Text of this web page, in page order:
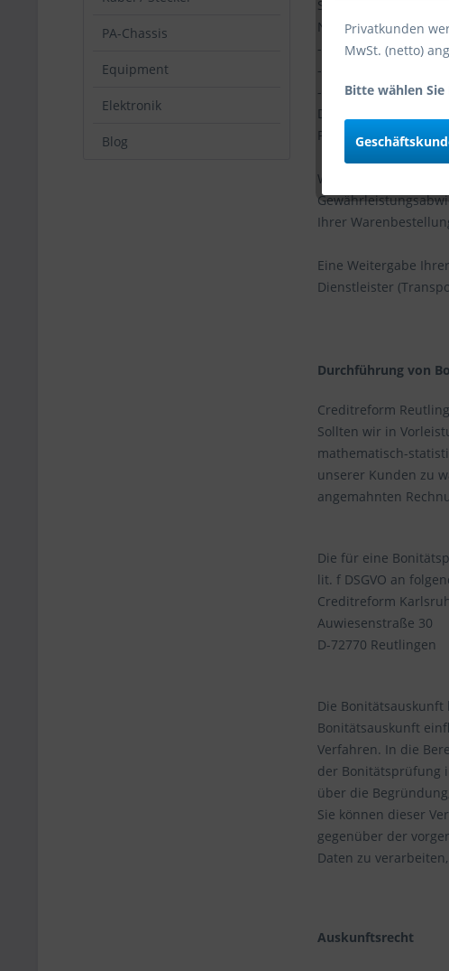
PA-Chassis
Equipment
Elektronik
Blog
Sie können unsere
Newsletterlinks
- den Namen Ihres
- die Seite, von der
- den Namen der
Diese Daten werden
Person.
Wir erheben,
Ihrer
Eine Weitergabe
Dienstleister
Durchführung von
Creditreform
Sollten wir in
mathematisch-
unserer Kunden zu
angemahnten
Die für eine
lit. f DSGVO an
Creditreform
Auwiesenstraße 30
D-72770 Reutlingen
Die Bonitätsauskunft
Bonitätsauskunft
Verfahren. In die
der Bonitätsprüfung
über die
Sie können dieser
gegenüber der
Daten zu
Auskunftsrecht
Privatkunden
MwSt. (netto)
Bitte wählen